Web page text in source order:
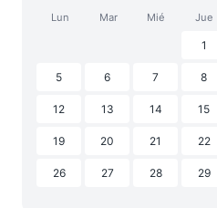
Lun Mar Mié Jue
1
5 6 7 8
12 13 14 15
19 20 21 22
26 27 28 29